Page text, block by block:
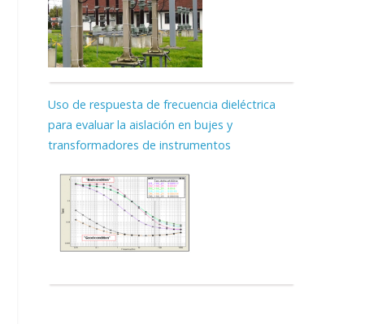
Uso de respuesta de frecuencia dieléctrica
para evaluar la aislación en bujes y
transformadores de instrumentos